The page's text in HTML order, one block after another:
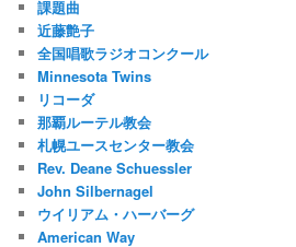
課題曲
近藤艶子
全国唱歌ラジオコンクール
Minnesota Twins
リコーダ
那覇ルーテル教会
札幌ユースセンター教会
Rev. Deane Schuessler
John Silbernagel
ウイリアム・ハーバーグ
American Way